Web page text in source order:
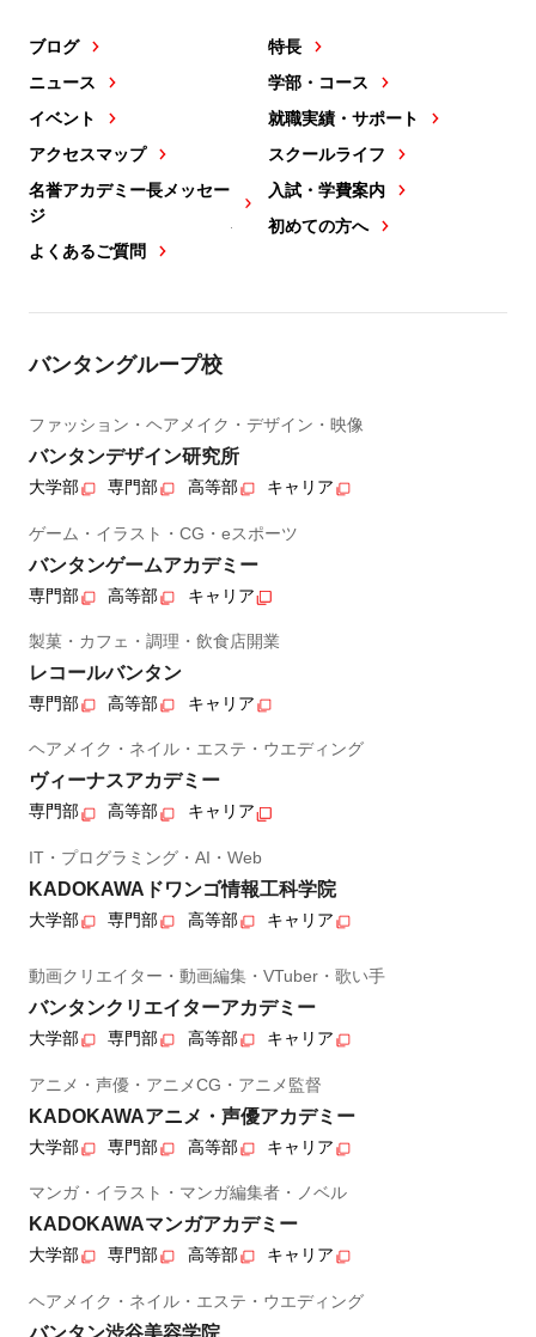
ブログ
ニュース
イベント
アクセスマップ
名誉アカデミー長メッセー
ジ
よくあるご質問
特長
学部・コース
就職実績・サポート
スクールライフ
入試・学費案内
初めての方へ
バンタングループ校
ファッション・ヘアメイク・デザイン・映像
バンタンデザイン研究所
大学部 専門部 高等部 キャリア
ゲーム・イラスト・CG・eスポーツ
バンタンゲームアカデミー
専門部 高等部 キャリア
製菓・カフェ・調理・飲食店開業
レコールバンタン
専門部 高等部 キャリア
ヘアメイク・ネイル・エステ・ウエディング
ヴィーナスアカデミー
専門部 高等部 キャリア
IT・プログラミング・AI・Web
KADOKAWAドワンゴ情報工科学院
大学部 専門部 高等部 キャリア
動画クリエイター・動画編集・VTuber・歌い手
バンタンクリエイターアカデミー
大学部 専門部 高等部 キャリア
アニメ・声優・アニメCG・アニメ監督
KADOKAWAアニメ・声優アカデミー
大学部 専門部 高等部 キャリア
マンガ・イラスト・マンガ編集者・ノベル
KADOKAWAマンガアカデミー
大学部 専門部 高等部 キャリア
ヘアメイク・ネイル・エステ・ウエディング
バンタン渋谷美容学院